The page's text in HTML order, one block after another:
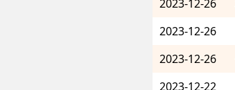
2023-12-26
2023-12-26
2023-12-26
2023-12-22